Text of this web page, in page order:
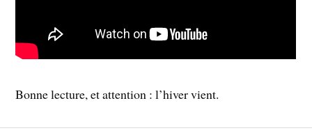
Bonne lecture, et attention : l’hiver vient.